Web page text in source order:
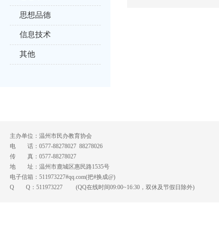
思想品德
信息技术
其他
主办单位：温州市民办教育协会
电 话：0577-88278027 88278026
传 真：0577-88278027
地 址：温州市鹿城区惠民路1535号
电子信箱：511973227#qq.com(把#换成@)
Q Q： 511973227 (QQ在线时间09:00~16:30，双休及节假日除外)